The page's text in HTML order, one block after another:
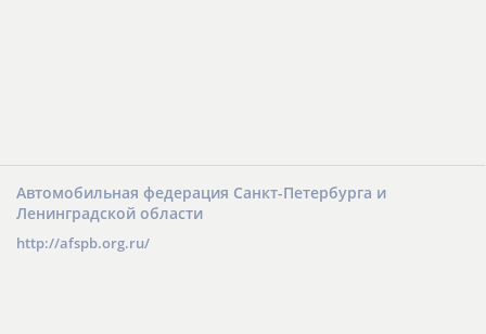
Автомобильная федерация Санкт-Петербурга и
Ленинградской области
http://afspb.org.ru/